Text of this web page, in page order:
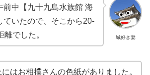
城好き妻
前中【九十九島水族館 海
ていたので、そこから20-
でした。
にはお相撲さんの色紙がありました。